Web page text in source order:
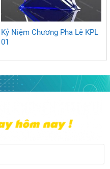
Kỷ Niệm Chương Pha Lê KPL
01